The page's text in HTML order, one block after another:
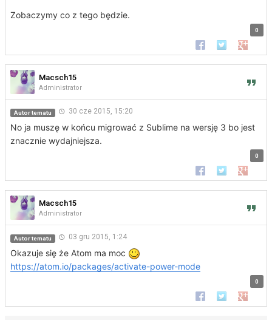
Zobaczymy co z tego będzie.
0
Udostępnij na
Udostępnij na
Macsch15
Administrator
Autor tematu 30 cze 2015, 15:20
No ja muszę w końcu migrować z Sublime na wersję 3 bo jest
znacznie wydajniejsza.
0
Udostępnij na
Udostępnij na
Macsch15
Administrator
Autor tematu 03 gru 2015, 1:24
Okazuje się że Atom ma moc
https://atom.io/packages/activate-power-mode
0
Udostępnij na
Udostępnij na